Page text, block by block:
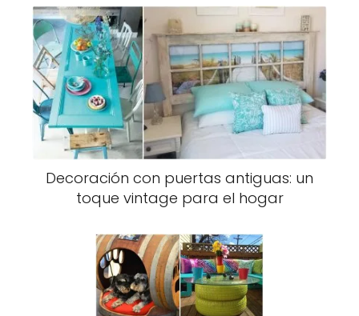
Decoración con puertas antiguas: un
toque vintage para el hogar